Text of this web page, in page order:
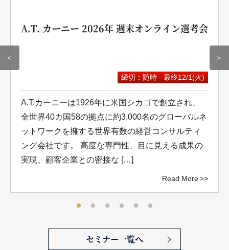
＜
A.T. カーニー 2026年 週末オンライン選考会
締切：随時 - 最終12/1(火)
A.T.カーニーは1926年に米国シカゴで創立され、
全世界40カ国58の拠点に約3,000名のグローバルネ
ットワークを擁する世界有数の経営コンサルティ
ング会社です。 高度な専門性、目に見える成果の
実現、顧客企業との密接な […]
Read More
＞
セミナー一覧へ